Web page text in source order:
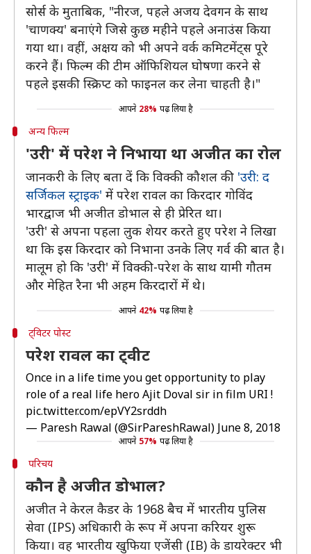
सोर्स के मुताबिक, "नीरज, पहले अजय देवगन के साथ
'चाणक्य' बनाएंगे जिसे कुछ महीने पहले अनाउंस किया
गया था। वहीं, अक्षय को भी अपने वर्क कमिटमेंट्स पूरे
करने हैं। फिल्म की टीम ऑफिशियल घोषणा करने से
पहले इसकी स्क्रिप्ट को फाइनल कर लेना चाहती है।"
आपने 28% पढ़ लिया है
अन्य फिल्म
'उरी' में परेश ने निभाया था अजीत का रोल
जानकरी के लिए बता दें कि विक्की कौशल की 'उरी: द
सर्जिकल स्ट्राइक' में परेश रावल का किरदार गोविंद
भारद्वाज भी अजीत डोभाल से ही प्रेरित था।
'उरी' से अपना पहला लुक शेयर करते हुए परेश ने लिखा
था कि इस किरदार को निभाना उनके लिए गर्व की बात है।
मालूम हो कि 'उरी' में विक्की-परेश के साथ यामी गौतम
और मेहित रैना भी अहम किरदारों में थे।
आपने 42% पढ़ लिया है
ट्विटर पोस्ट
परेश रावल का ट्वीट
Once in a life time you get opportunity to play
role of a real life hero Ajit Doval sir in film URI !
pic.twitter.com/epVY2srddh
— Paresh Rawal (@SirPareshRawal) June 8, 2018
आपने 57% पढ़ लिया है
परिचय
कौन है अजीत डोभाल?
अजीत ने केरल कैडर के 1968 बैच में भारतीय पुलिस
सेवा (IPS) अधिकारी के रूप में अपना करियर शुरू
किया। वह भारतीय खुफिया एजेंसी (IB) के डायरेक्टर भी